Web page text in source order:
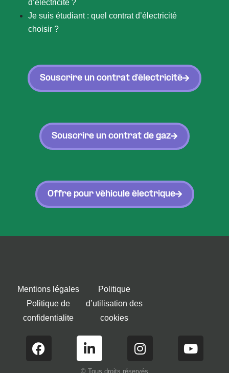
d’électricité ?
Je suis étudiant : quel contrat d’électricité
choisir ?
Souscrire un contrat d'électricité
Souscrire un contrat de gaz
Offre pour véhicule électrique
Mentions légales
Politique de
confidentialite
Politique
d’utilisation des
cookies
© Tous droits réservés